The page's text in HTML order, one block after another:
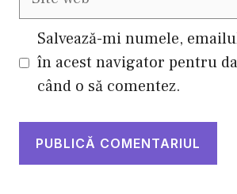
Salvează-mi numele,
în acest navigator pentru
când o să comentez.